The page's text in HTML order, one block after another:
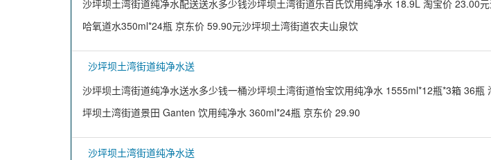
沙坪坝土湾街道纯净水配送送水多少钱沙坪坝土湾街道乐百氏饮用纯净水 18.9L 淘宝价 23.00
哈氧道水350ml*24瓶 京东价 59.90元沙坪坝土湾街道农夫山泉饮
沙坪坝土湾街道纯净水送
沙坪坝土湾街道纯净水送水多少钱一桶沙坪坝土湾街道怡宝饮用纯净水 1555ml*12瓶*3箱 36瓶
坪坝土湾街道景田 Ganten 饮用纯净水 360ml*24瓶 京东价 29.90
沙坪坝土湾街道纯净水送